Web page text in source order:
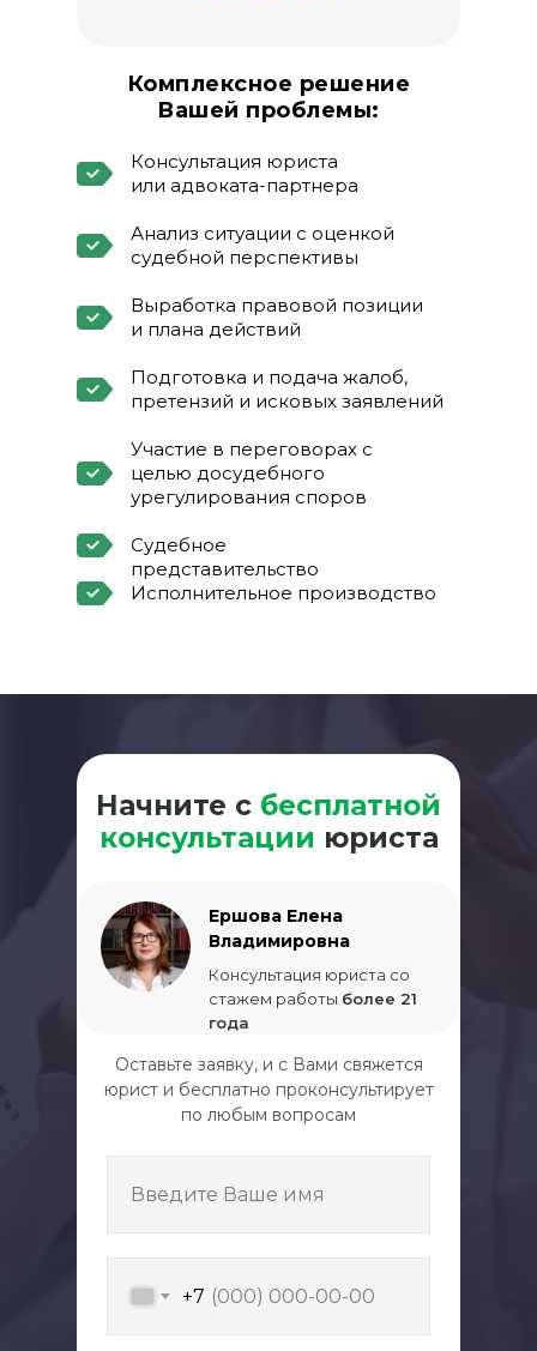
Консультация юриста
или адвоката-партнера
Анализ ситуации с оценкой
судебной перспективы
Выработка правовой позиции
и плана действий
Подготовка и подача жалоб,
претензий и исковых заявлений
Участие в переговорах с
целью досудебного
урегулирования споров
Судебное
представительство
Исполнительное производство
Комплексное решение
Вашей проблемы:
Начните с бесплатной
консультации юриста
Оставьте заявку, и с Вами свяжется
юрист и бесплатно проконсультирует
по любым вопросам
Введите Ваше имя
+7
Ершова Елена
Владимировна
Консультация юриста со
стажем работы более 21
года